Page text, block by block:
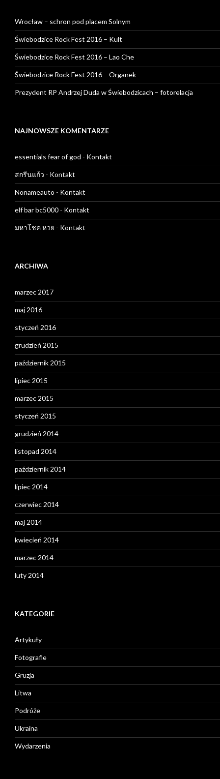
Wrocław – schron pod placem Solnym
Świebodzice Rock Fest 2016 – Kult
Świebodzice Rock Fest 2016 – Lao Che
Świebodzice Rock Fest 2016 – Organek
Prezydent RP Andrzej Duda w Świebodzicach – fotorelacja
NAJNOWSZE KOMENTARZE
essentials fear of god - Kontakt
สกรีนแก้ว - Kontakt
Nonameauto - Kontakt
elf bar bc5000 - Kontakt
มหาโชค หวย - Kontakt
ARCHIWA
marzec 2017
maj 2016
styczeń 2016
grudzień 2015
październik 2015
lipiec 2015
marzec 2015
styczeń 2015
grudzień 2014
listopad 2014
październik 2014
lipiec 2014
czerwiec 2014
maj 2014
kwiecień 2014
marzec 2014
luty 2014
KATEGORIE
Artykuły
Fotografie
Gruzja
Litwa
Podróże
Ukraina
Wydarzenia